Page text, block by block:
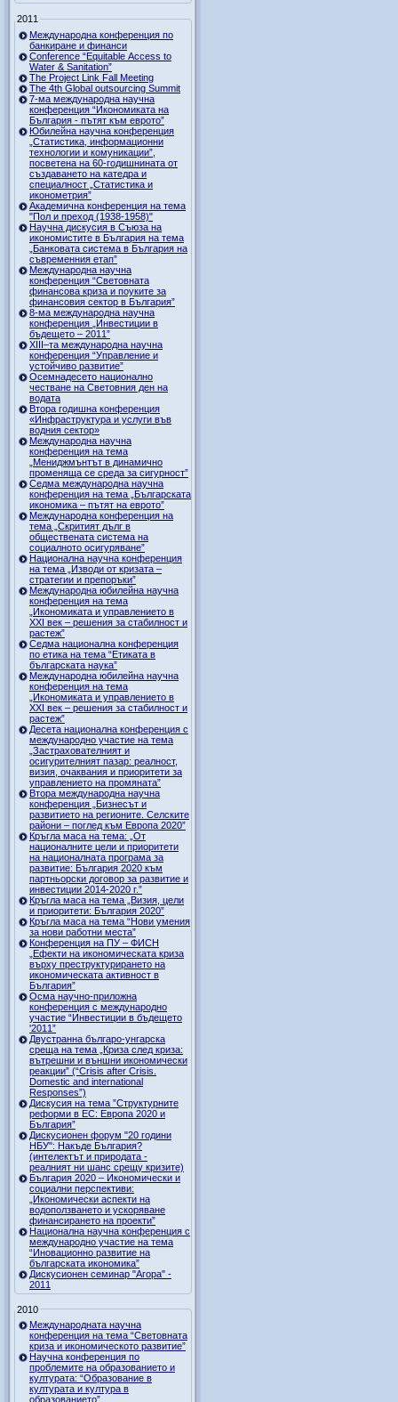
2011
Международна конференция по
банкиране и финанси
Conference “Equitable Access to
Water & Sanitation”
The Project Link Fall Meeting
The 4th Global outsourcing Summit
7-ма международна научна
конференция “Икономиката на
България - пътят към еврото”
Юбилейна научна конференция
„Статистика, информационни
технологии и комуникации”,
посветена на 60-годишнината от
създаването на катедра и
специалност „Статистика и
иконометрия”
Академична конференция на тема
"Пол и преход (1938-1958)"
Научна дискусия в Съюза на
икономистите в България на тема
„Банковата система в България на
съвременния етап”
Международна научна
конференция “Световната
финансова криза и поуките за
финансовия сектор в България”
8-ма международна научна
конференция „Инвестиции в
бъдещето – 2011”
ХІІІ–та международна научна
конференция “Управление и
устойчиво развитие”
Осемнадесето национално
честване на Световния ден на
водата
Втора годишна конференция
«Инфраструктура и услуги във
водния сектор»
Международна научна
конференция на тема
„Мениджмънтът в динамично
променяща се среда за сигурност”
Седма международна научна
конференция на тема „Българската
икономика – пътят на еврото”
Международна конференция на
тема „Скритият дълг в
обществената система на
социалното осигуряване”
Национална научна конференция
на тема „Изводи от кризата –
стратегии и препоръки”
Международна юбилейна научна
конференция на тема
„Икономиката и управлението в
ХХI век – решения за стабилност и
растеж”
Седма национална конференция
по етика на тема “Етиката в
българската наука”
Международна юбилейна научна
конференция на тема
„Икономиката и управлението в
ХХI век – решения за стабилност и
растеж”
Десета национална конференция с
международно участие на тема
„Застрахователният и
осигурителният пазар: реалност,
визия, очаквания и приоритети за
управлението на промяната”
Втора международна научна
конференция „Бизнесът и
развитието на регионите. Селските
райони – поглед към Европа 2020”
Кръгла маса на тема: „От
националните цели и приоритети
на националната програма за
развитие: България 2020 към
партньорски договор за развитие и
инвестиции 2014-2020 г.”
Кръгла маса на тема „Визия, цели
и приоритети: България 2020”
Кръгла маса на тема “Нови умения
за нови работни места”
Конференция на ПУ – ФИСН
„Ефекти на икономическата криза
върху преструктурирането на
икономическата активност в
България”
Осма научно-приложна
конференция с международно
участие “Инвестиции в бъдещето
'2011”
Двустранна българо-унгарска
среща на тема „Криза след криза:
вътрешни и външни икономически
реакции” (“Crisis after Crisis.
Domestic and international
Responses”)
Дискусия на тема ”Структурните
реформи в ЕС: Европа 2020 и
България”
Дискусионен форум "20 години
НБУ": Накъде България?
(интелектът и природата -
реалният ни шанс срещу кризите)
България 2020 – Икономически и
социални перспективи:
„Икономически аспекти на
водоползването и ускоряване
финансирането на проекти”
Национална научна конференция с
международно участие на тема
“Иновационно развитие на
българската икономика”
Дискусионен семинар "Агора" -
2011
2010
Международната научна
конференция на тема “Световната
криза и икономическото развитие”
Научна конференция по
проблемите на образованието и
културата: “Образование в
културата и култура в
образованието”